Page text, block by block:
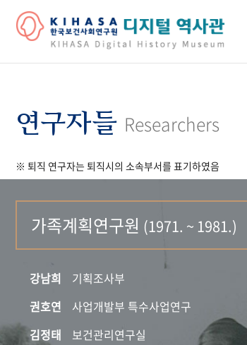
연구자들 Researchers
※ 퇴직 연구자는 퇴직시의 소속부서를 표기하였음
가족계획연구원 (1971. ~ 1981.)
강남희 기획조사부
권호연
사업개발부 특수사업연구
김정태
보건관리연구실